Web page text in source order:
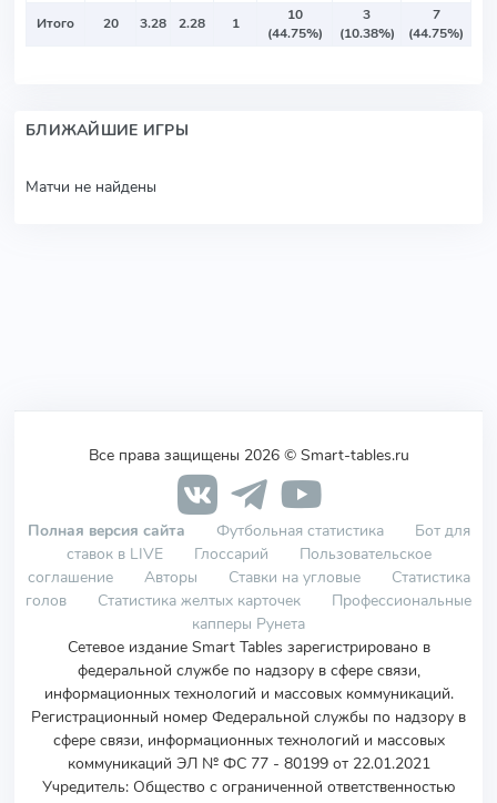
Итого
20 3.28 2.28 1
10
(44.75%)
3
(10.38%)
7
(44.75%)
БЛИЖАЙШИЕ ИГРЫ
Матчи не найдены
Все права защищены 2026 © Smart-tables.ru
Полная версия сайта Футбольная статистика
Бот для
ставок в LIVE
Глоссарий
Пользовательское
соглашение
Авторы Ставки на угловые
Статистика
голов
Статистика желтых карточек
Профессиональные
капперы Рунета
Сетевое издание Smart Tables зарегистрировано в
федеральной службе по надзору в сфере связи,
информационных технологий и массовых коммуникаций.
Регистрационный номер Федеральной службы по надзору в
сфере связи, информационных технологий и массовых
коммуникаций ЭЛ № ФС 77 - 80199 от 22.01.2021
Учредитель: Общество с ограниченной ответственностью